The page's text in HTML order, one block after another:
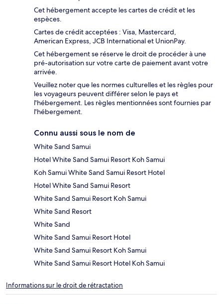
Cet hébergement accepte les cartes de crédit et les
espèces.
Cartes de crédit acceptées : Visa, Mastercard,
American Express, JCB International et UnionPay.
Cet hébergement se réserve le droit de procéder à une
pré-autorisation sur votre carte de paiement avant votre
arrivée.
Veuillez noter que les normes culturelles et les règles pour
les voyageurs peuvent différer selon le pays et
l'hébergement. Les règles mentionnées sont fournies par
l'hébergement.
Connu aussi sous le nom de
White Sand Samui
Hotel White Sand Samui Resort Koh Samui
Koh Samui White Sand Samui Resort Hotel
Hotel White Sand Samui Resort
White Sand Samui Resort Koh Samui
White Sand Resort
White Sand
White Sand Samui Resort Hotel
White Sand Samui Resort Koh Samui
White Sand Samui Resort Hotel Koh Samui
Informations sur le droit de rétractation